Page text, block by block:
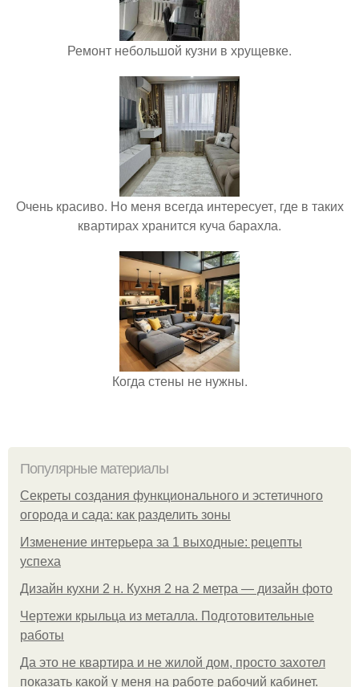
Ремонт небольшой кузни в хрущевке.
Очень красиво. Но меня всегда интересует, где в таких
квартирах хранится куча барахла.
Когда стены не нужны.
Популярные материалы
Секреты создания функционального и эстетичного
огорода и сада: как разделить зоны
Изменение интерьера за 1 выходные: рецепты
успеха
Дизайн кухни 2 н. Кухня 2 на 2 метра — дизайн фото
Чертежи крыльца из металла. Подготовительные
работы
Да это не квартира и не жилой дом, просто захотел
показать какой у меня на работе рабочий кабинет.